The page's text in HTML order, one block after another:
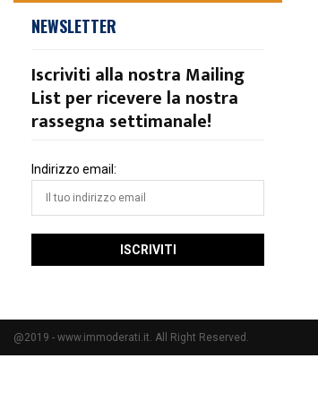
NEWSLETTER
Iscriviti alla nostra Mailing
List per ricevere la nostra
rassegna settimanale!
Indirizzo email:
@2019 - www.immoderati.it. All Right Reserved.